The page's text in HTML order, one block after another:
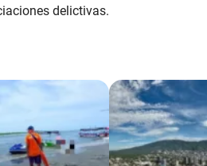
delictivas.